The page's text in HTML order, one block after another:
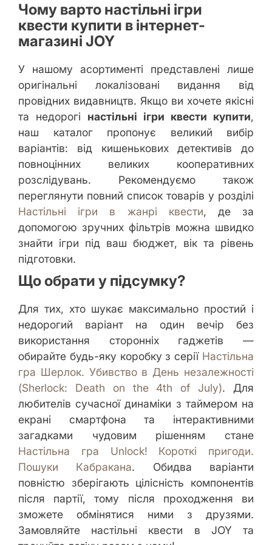
Чому варто настільні ігри
квести купити в інтернет-
магазині JOY
У нашому асортименті представлені лише
оригінальні локалізовані видання від
провідних видавництв. Якщо ви хочете якісні
та недорогі настільні ігри квести купити,
наш каталог пропонує великий вибір
варіантів: від кишенькових детективів до
повноцінних великих кооперативних
розслідувань. Рекомендуємо також
переглянути повний список товарів у розділі
Настільні ігри в жанрі квести, де за
допомогою зручних фільтрів можна швидко
знайти ігри під ваш бюджет, вік та рівень
підготовки.
Що обрати у підсумку?
Для тих, хто шукає максимально простий і
недорогий варіант на один вечір без
використання сторонніх гаджетів —
обирайте будь-яку коробку з серії Настільна
гра Шерлок. Убивство в День незалежності
(Sherlock: Death on the 4th of July). Для
любителів сучасної динаміки з таймером на
екрані смартфона та інтерактивними
загадками чудовим рішенням стане
Настільна гра Unlock! Короткі пригоди.
Пошуки Кабракана. Обидва варіанти
повністю зберігають цілісність компонентів
після партії, тому після проходження ви
зможете обмінятися ними з друзями.
Замовляйте настільні квести в JOY та